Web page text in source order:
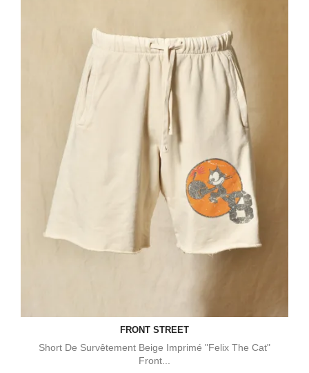
FRONT STREET
Short De Survêtement Beige Imprimé "Felix The Cat"
Front...